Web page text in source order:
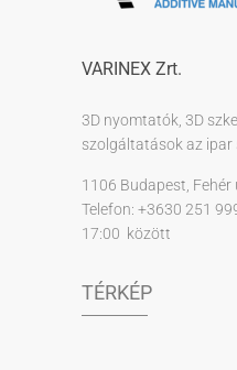
VARINEX Zrt.
3D nyomtatók, 3D
szolgáltatások az
1106 Budapest, Fehér
Telefon: +3630 251
17:00 között
TÉRKÉP